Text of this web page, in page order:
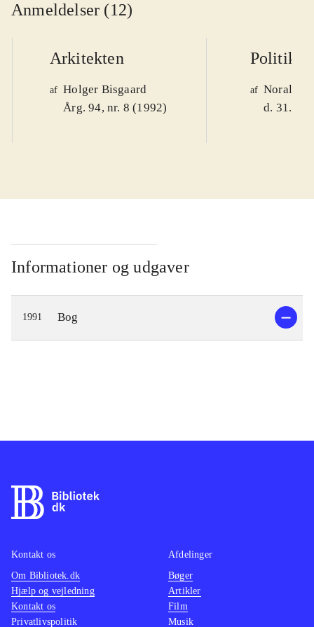
Anmeldelser (12)
Arkitekten
af Holger Bisgaard
Årg. 94, nr. 8 (1992)
Politiken
af Noralv
d. 31.
Informationer og udgaver
1991 Bog
Kontakt os
Om Bibliotek.dk
Hjælp og vejledning
Kontakt os
Privatlivspolitik
Afdelinger
Bøger
Artikler
Film
Musik